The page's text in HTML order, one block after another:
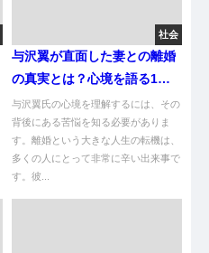
社会
与沢翼が直面した妻との離婚
の真実とは？心境を語る1時
間超動画の内容解析
与沢翼氏の心境を理解するには、その
背後にある苦悩を知る必要がありま
す。離婚という大きな人生の転機は、
多くの人にとって非常に辛い出来事で
す。彼...